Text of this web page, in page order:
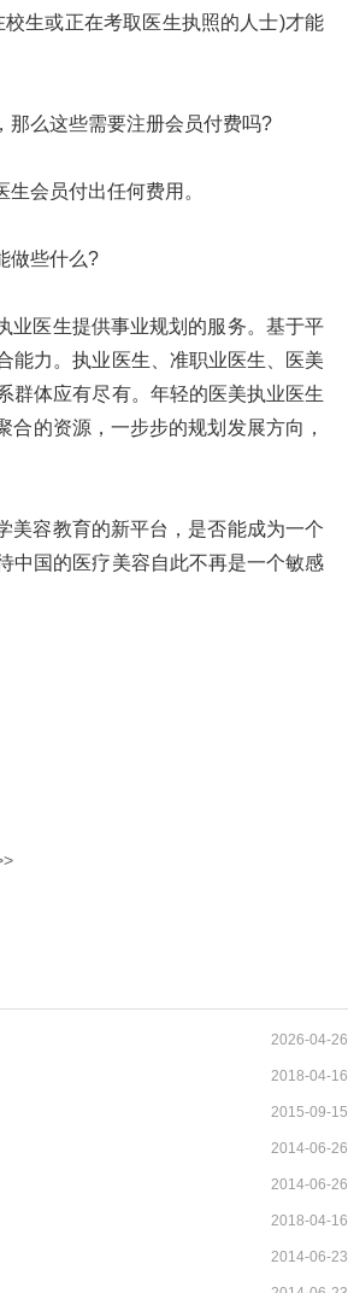
生或正在考取医生执照的人士)才能
那么这些需要注册会员付费吗?
会员付出任何费用。
做些什么?
业医生提供事业规划的服务。基于平
能力。执业医生、准职业医生、医美
群体应有尽有。年轻的医美执业医生
的资源，一步步的规划发展方向，
美容教育的新平台，是否能成为一个
中国的医疗美容自此不再是一个敏感
2026-04-26
2018-04-16
2015-09-15
2014-06-26
2014-06-26
2018-04-16
2014-06-23